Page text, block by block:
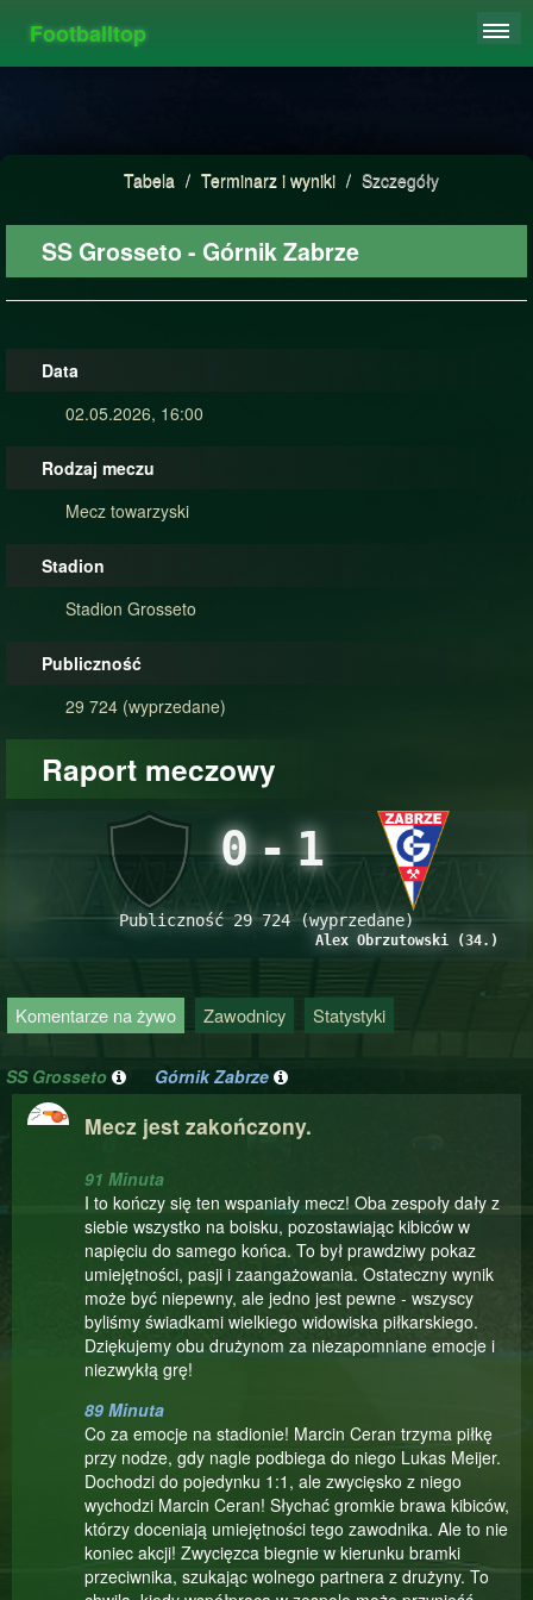
Footballtop
STATYSTYKI
Tabela / Terminarz i wyniki / Szczegóły
SS Grosseto - Górnik Zabrze
Data
02.05.2026, 16:00
Rodzaj meczu
Mecz towarzyski
Stadion
Stadion Grosseto
Publiczność
29 724 (wyprzedane)
Raport meczowy
0- 1
Publiczność 29 724 (wyprzedane)
Alex Obrzutowski (34.)
Komentarze na żywo Zawodnicy Statystyki
SS Grosseto Górnik Zabrze
Mecz jest zakończony.
91 Minuta
I to kończy się ten wspaniały mecz! Oba zespoły dały z
siebie wszystko na boisku, pozostawiając kibiców w
napięciu do samego końca. To był prawdziwy pokaz
umiejętności, pasji i zaangażowania. Ostateczny wynik
może być niepewny, ale jedno jest pewne - wszyscy
byliśmy świadkami wielkiego widowiska piłkarskiego.
Dziękujemy obu drużynom za niezapomniane emocje i
niezwykłą grę!
89 Minuta
Co za emocje na stadionie! Marcin Ceran trzyma piłkę
przy nodze, gdy nagle podbiega do niego Lukas Meijer.
Dochodzi do pojedynku 1:1, ale zwycięsko z niego
wychodzi Marcin Ceran! Słychać gromkie brawa kibiców,
którzy doceniają umiejętności tego zawodnika. Ale to nie
koniec akcji! Zwycięzca biegnie w kierunku bramki
przeciwnika, szukając wolnego partnera z drużyny. To